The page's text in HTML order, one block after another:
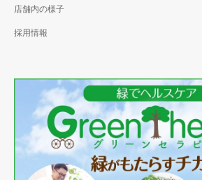
店舗内の様子
採用情報